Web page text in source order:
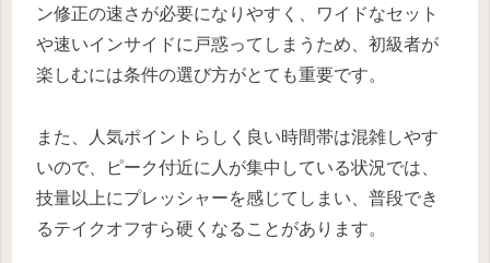
ン修正の速さが必要になりやすく、ワイドなセット
や速いインサイドに戸惑ってしまうため、初級者が
楽しむには条件の選び方がとても重要です。
また、人気ポイントらしく良い時間帯は混雑しやす
いので、ピーク付近に人が集中している状況では、
技量以上にプレッシャーを感じてしまい、普段でき
るテイクオフすら硬くなることがあります。